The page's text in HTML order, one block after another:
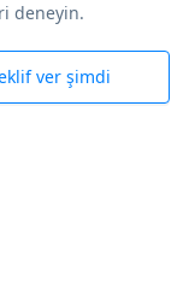
deneyin.
ver şimdi